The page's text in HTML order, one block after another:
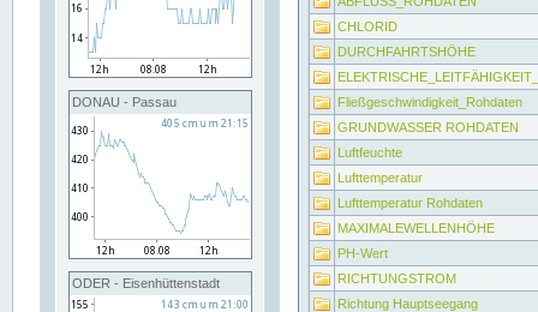
DONAU - Passau
ODER - Eisenhüttenstadt
CHLORID
DURCHFAHRTSHÖHE
Fließgeschwindigkeit_Rohdaten
GRUNDWASSER ROHDATEN
Luftfeuchte
Lufttemperatur
Lufttemperatur Rohdaten
MAXIMALEWELLENHÖHE
PH-Wert
RICHTUNGSTROM
Richtung Hauptseegang